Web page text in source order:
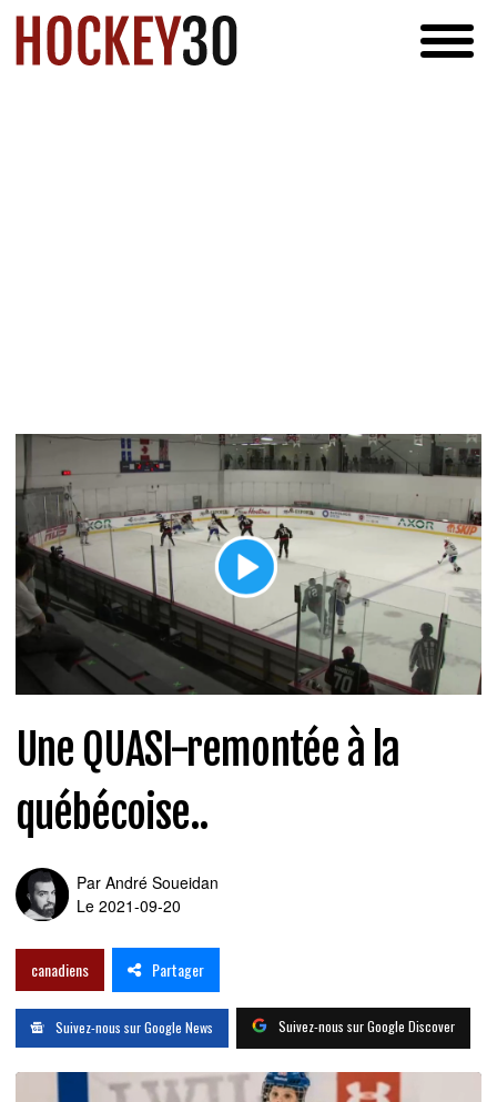
Une QUASI-remontée à la
québécoise..
Par André Soueidan
Le 2021-09-20
canadiens Partager
Suivez-nous sur Google News Suivez-nous sur Google Discover